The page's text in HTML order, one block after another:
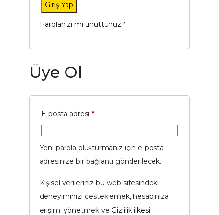
Giriş Yap
Parolanızı mı unuttunuz?
Üye Ol
E-posta adresi *Gerekli
Yeni parola oluşturmanız için e-posta
adresinize bir bağlantı gönderilecek.
Kişisel verileriniz bu web sitesindeki
deneyiminizi desteklemek, hesabınıza
erişimi yönetmek ve Gizlilik ilkesi